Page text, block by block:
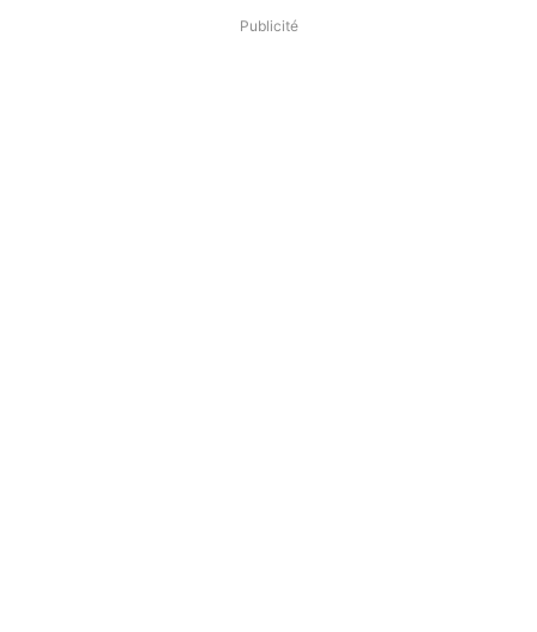
Publicité